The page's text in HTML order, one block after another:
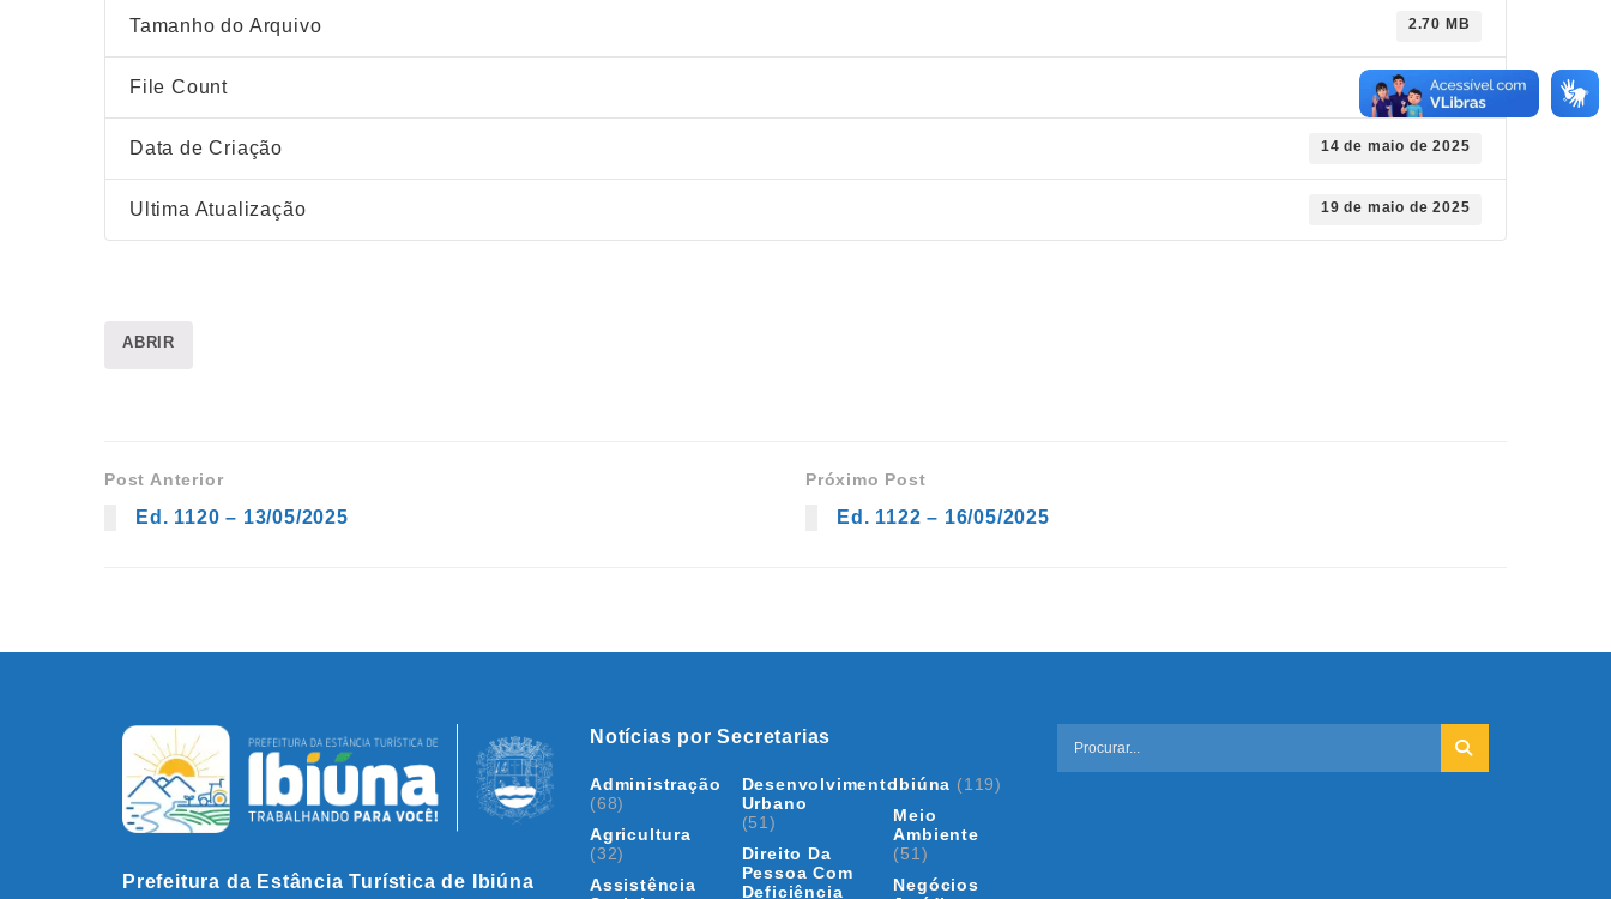
Tamanho do Arquivo 2.70 MB
File Count 1
Data de Criação 14 de maio de 2025
Ultima Atualização 19 de maio de 2025
ABRIR
Post Anterior
Ed. 1120 – 13/05/2025
Próximo Post
Ed. 1122 – 16/05/2025
Prefeitura da Estância Turística de Ibiúna
Notícias por Secretarias
Administração
(68)
Agricultura
(32)
Assistência
Desenvolvimento
Urbano
(51)
Direito Da
Pessoa Com
Deficiência
Ibiúna (119)
Meio
Ambiente
(51)
Negócios